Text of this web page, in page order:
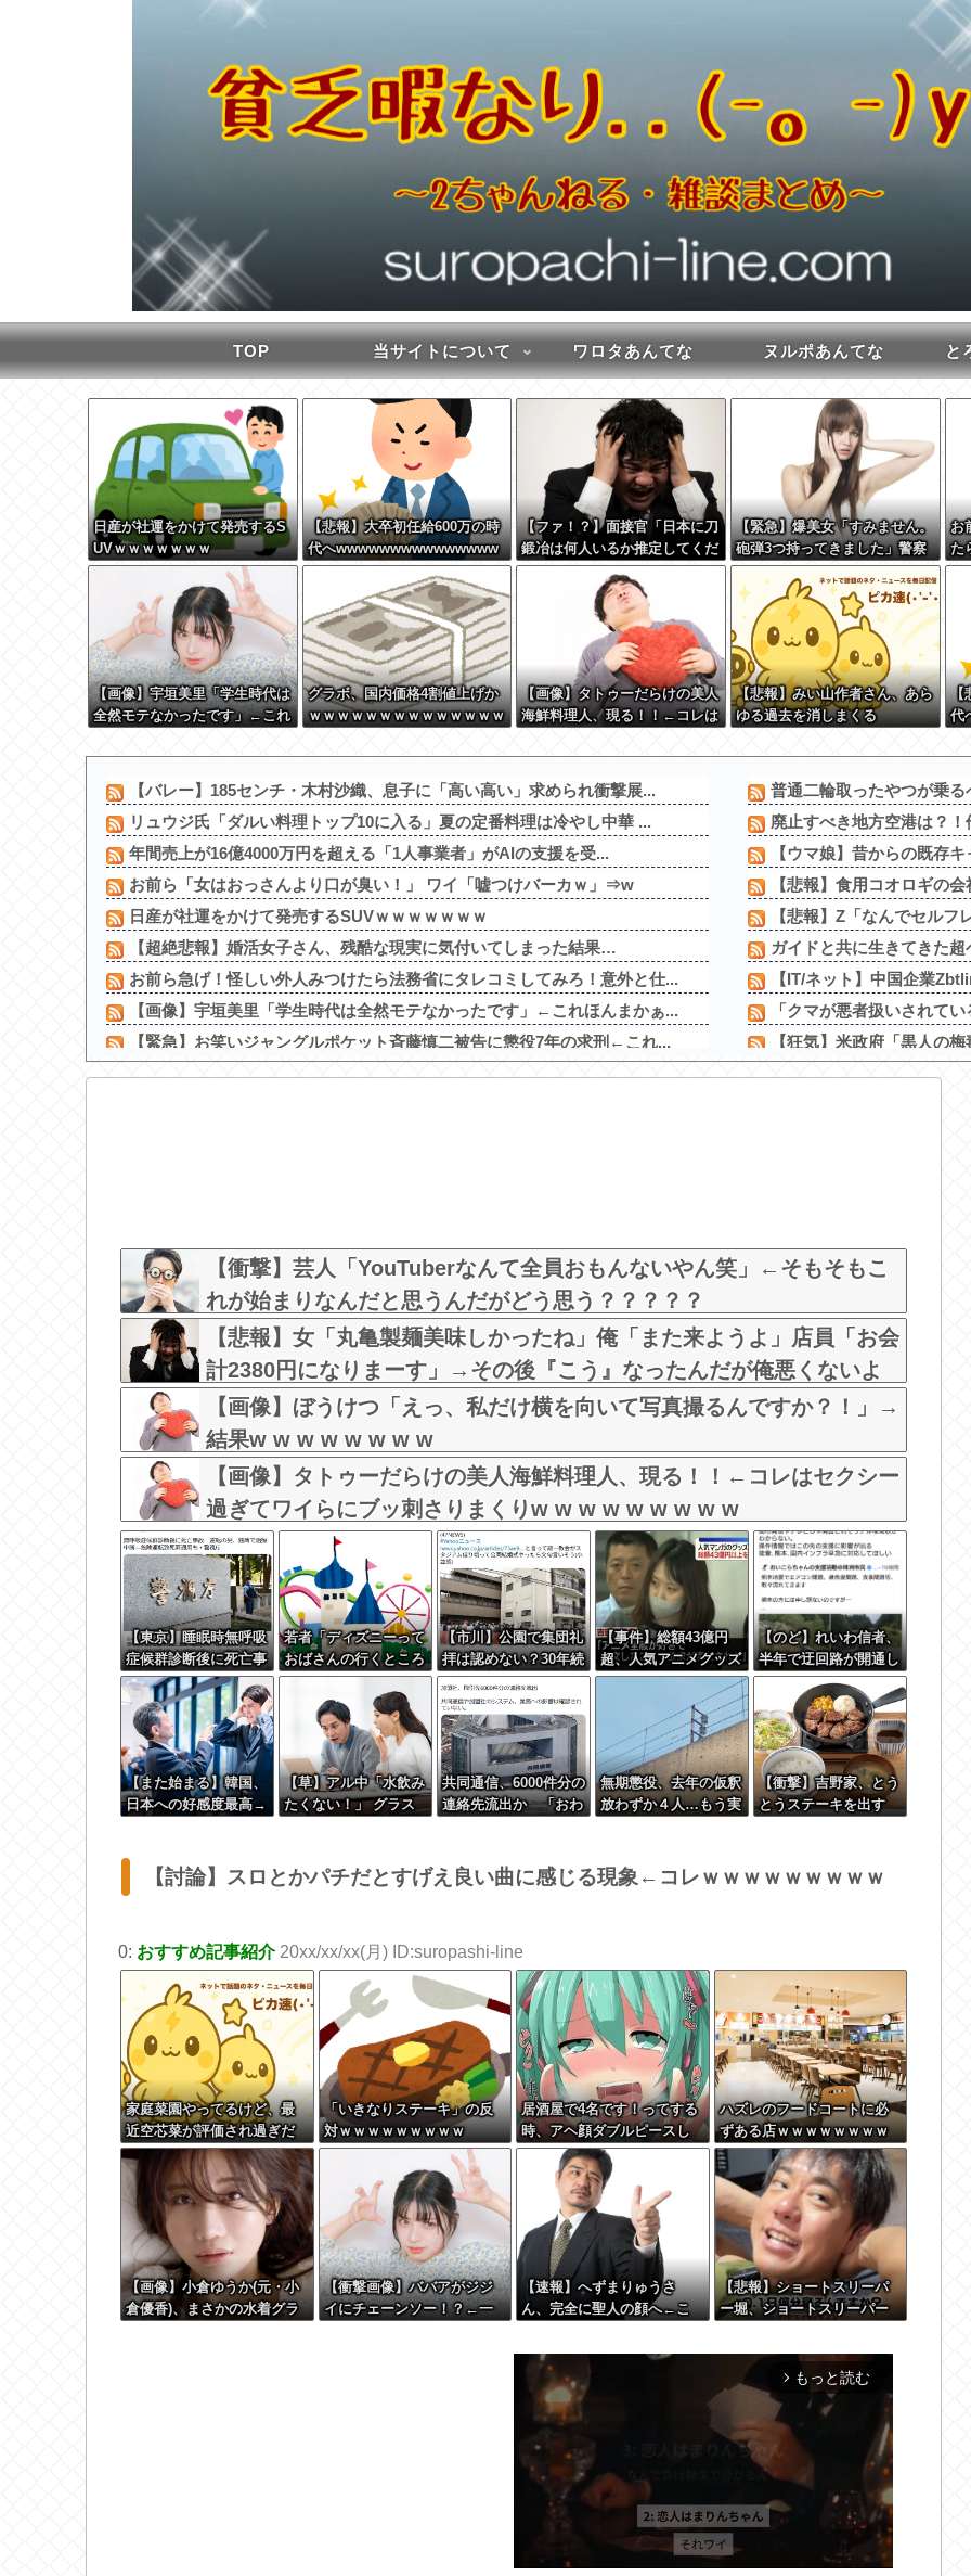
TOP 当サイトについて ワロタあんてな ヌルポあんてな と
日産が社運をかけて発売するS
UVｗｗｗｗｗｗｗ
【悲報】大卒初任給600万の時
代へwwwwwwwwwwwwwww
wwww
【ファ！？】面接官「日本に刀
鍛冶は何人いるか推定してくだ
さい」 俺「188人です」 面
接官「どういう風に考えました
か？」 俺「知ってました」→
この後『こう』なったんだがマ
ジで納得いかない！！！！！
【緊急】爆美女「すみません。
砲弾3つ持ってきました」警察
「！？」自衛隊「！？」→結果
w w w w w w w w
お
た
ろ
【画像】宇垣美里「学生時代は
全然モテなかったです」←これ
w
グラボ、国内価格4割値上げか
ｗｗｗｗｗｗｗｗｗｗｗｗｗｗ
【画像】タトゥーだらけの美人
海鮮料理人、現る！！←コレは
さりまくりw w w w w w w w
【悲報】みい山作者さん、あら
ゆる過去を消しまくる
【
代
【バレー】185センチ・木村沙織、息子に「高い高い」求められ衝撃展...
リュウジ氏「ダルい料理トップ10に入る」夏の定番料理は冷やし中華 ...
年間売上が16億4000万円を超える「1人事業者」がAIの支援を受...
お前ら「女はおっさんより口が臭い！」 ワイ「嘘つけバーカｗ」⇒w
日産が社運をかけて発売するSUVｗｗｗｗｗｗｗ
【超絶悲報】婚活女子さん、残酷な現実に気付いてしまった結果…
お前ら急げ！怪しい外人みつけたら法務省にタレコミしてみろ！意外と仕...
【画像】宇垣美里「学生時代は全然モテなかったです」←これほんまかぁ...
【緊急】お笑いジャングルポケット斉藤慎二被告に懲役7年の求刑←これ...
【画像】 真夏日のプール、ガチで最高すぎｗｗｗｗｗｗｗｗｗｗ
【動画】アメリカのトー横、えっちすぎるｗ
普通二輪取ったやつが乗
廃止すべき地方空港は？！
【ウマ娘】昔からの既存
【悲報】食用コオロギの
【悲報】Z「なんでセル
ガイドと共に生きてきた
【IT/ネット】中国企業
「クマが悪者扱いされて
【狂気】米政府「黒人の
カープ小園＆ファビ、巨
【衝撃】芸人「YouTuberなんて全員おもんないやん笑」←そもそもこ
れが始まりなんだと思うんだがどう思う？？？？？
【悲報】女「丸亀製麺美味しかったね」俺「また来ようよ」店員「お会
計2380円になりまーす」→その後『こう』なったんだが俺悪くないよ
な？？？？？？？？
【画像】ぼうけつ「えっ、私だけ横を向いて写真撮るんですか？！」→
結果w w w w w w w w
【画像】タトゥーだらけの美人海鮮料理人、現る！！←コレはセクシー
過ぎてワイらにブッ刺さりまくりw w w w w w w w w
【東京】睡眠時無呼吸
症候群診断後に死亡事
故＝運転の無職男（３
４）、独断で治療中断
―危険運転致死罪適用
も
若者「ディズニーって
おばさんの行くところ
でしょ」←マジか
【市川】公園で集団礼
拝は認めない？30年続
くモスクの祭りに異
変 元参政党の市議と
ムスリムは「直接話そ
う」 ＳＮＳと地元に
温度差
【事件】総額43億円
超、人気アニメグッズ
を"大量注文しキャン
セル"女逮捕…ネット
「オンラインショップ
を売り切れ状態にして
商品相場を操作してた
のでは」
【のど】れいわ信者、
半年で迂回路が開通し
ている道路を2年半放
置されていると印象操
作してしまう
【また始まる】韓国、
日本への好感度最高→
【草】アル中「水飲み
たくない！」 グラス
共同通信、6000件分の
連絡先流出か 「おわ
無期懲役、去年の仮釈
放わずか４人…もう実
【衝撃】吉野家、とう
とうステーキを出す
【討論】スロとかパチだとすげえ良い曲に感じる現象←コレｗｗｗｗｗｗｗｗｗ
0: おすすめ記事紹介20xx/xx/xx(月) ID:suropashi-line
家庭菜園やってるけど、最
近空芯菜が評価され過ぎだ
と思う！！！！！
「いきなりステーキ」の反
対ｗｗｗｗｗｗｗｗｗ
居酒屋で4名です！ってする
時、アヘ顔ダブルピースし
てるみたいになるの恥ずか
しいんやが
ハズレのフードコートに必
ずある店ｗｗｗｗｗｗｗｗ
ｗｗｗｗ
【画像】小倉ゆうか(元・小
倉優香)、まさかの水着グラ
【衝撃画像】ババアがジジ
イにチェーンソー！？←一
【速報】へずまりゅうさ
ん、完全に聖人の顔へ←こ
【悲報】ショートスリーパ
ー堀、ショートスリーパー